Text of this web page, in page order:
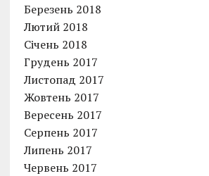
Березень 2018
Лютий 2018
Січень 2018
Грудень 2017
Листопад 2017
Жовтень 2017
Вересень 2017
Серпень 2017
Липень 2017
Червень 2017